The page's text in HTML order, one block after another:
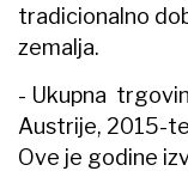
tradicionalno
zemalja.
- Ukupna
Austrije, 2015-
Ove je godine